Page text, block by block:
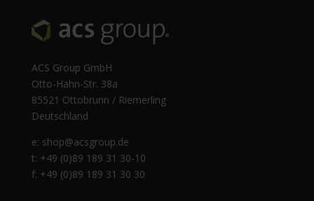
ACS Group GmbH
Otto-Hahn-Str. 38a
85521 Ottobrunn / Riemerling
Deutschland
e: shop@acsgroup.de
t: +49 (0)89 189 31 30-10
f: +49 (0)89 189 31 30 30